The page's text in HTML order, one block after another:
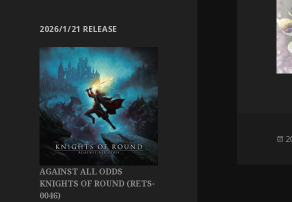
2026/1/21 RELEASE
AGAINST ALL ODDS
KNIGHTS OF ROUND (RETS-
0046)